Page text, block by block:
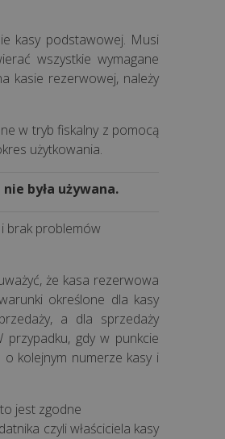
kasy podstawowej. Musi
wszystkie wymagane
kasie rezerwowej, należy
w tryb fiskalny z pomocą
użytkowania.
była używana.
brak problemów
że kasa rezerwowa
określone dla kasy
a dla sprzedaży
przypadku, gdy w punkcie
kolejnym numerze kasy i
jest zgodne
czyli właściciela kasy